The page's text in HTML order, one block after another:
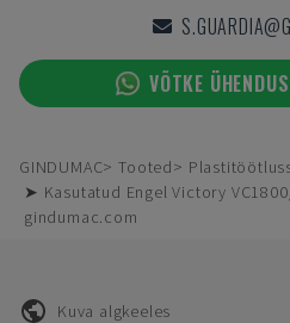
VÕTKE
GINDUMAC Tooted
➤ Kasutatud Engel Victory
gindumac.com
Kuva algkeeles